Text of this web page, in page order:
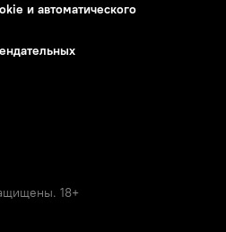
и автоматического
18+